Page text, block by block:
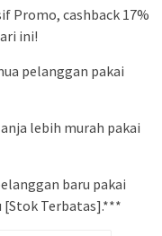
Promo, cashback 17%
ini!
pelanggan pakai
lebih murah pakai
baru pakai
[Stok Terbatas].***